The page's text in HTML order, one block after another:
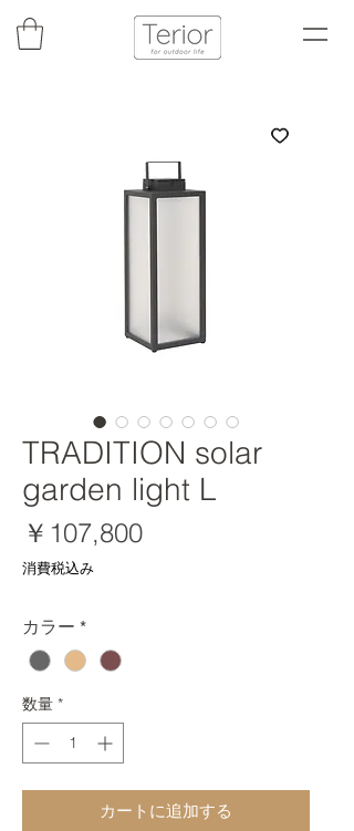
TRADITION solar
garden light L
￥107,800価
消費税込み
カラー *
数量 *
カートに追加する